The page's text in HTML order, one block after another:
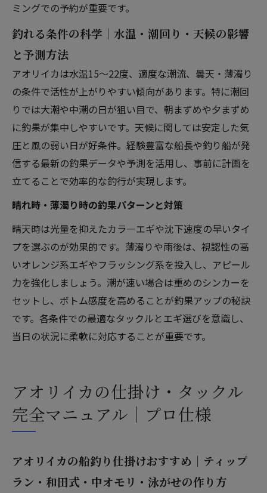
ミングでの予約が重要です。
釣れる条件の科学｜水温・潮回り・天候の影響
と予測方法
アオリイカは水温15～22度、適度な潮流、曇天・薄濁り
の条件で活性が上がりやすい傾向があります。特に潮回
りでは大潮や中潮の日が狙い目で、朝まずめや夕まずめ
に釣果が集中しやすいです。天候に関しては安定した気
圧と風の弱い日が好条件。経験豊富な船長や釣り船が発
信する最新の釣果データや予測を活用し、事前に計画を
立てることで効率的な釣行が実現します。
晴れ時・薄濁り時の釣果パターンと対策
晴天時は光量を抑えたカラ―エギや沈下速度の早いタイ
プを選ぶのが効果的です。薄濁りや雨後は、視認性の高
いオレンジ系エギやフラッシング系を投入し、アピール
力を強化しましょう。潮が速い場合は重めのシンカーを
セットし、ボトム感度を高めることが釣果アップの秘訣
です。各条件での最適なタックルとエギ選びを意識し、
当日の状況に柔軟に対応することが重要です。
アオリイカの仕掛け・タックル
完全マニュアル｜プロ仕様
アオリイカの船釣り仕掛けおすすめ｜ティップ
ラン・和田式・中オモリ・泳がせの作り方